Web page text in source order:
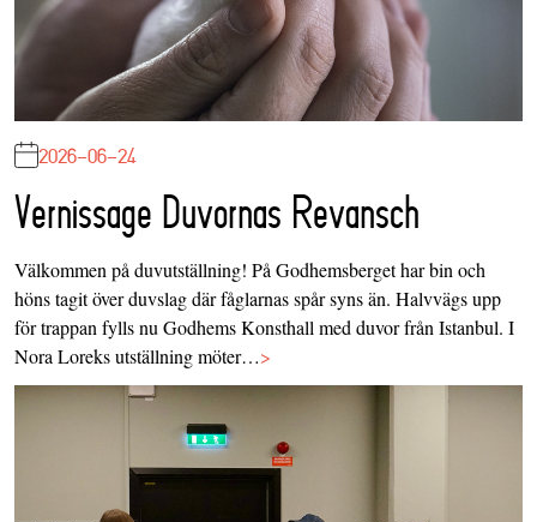
2026-06-24
Vernissage Duvornas Revansch
Välkommen på duvutställning! På Godhemsberget har bin och
höns tagit över duvslag där fåglarnas spår syns än. Halvvägs upp
för trappan fylls nu Godhems Konsthall med duvor från Istanbul. I
Nora Loreks utställning möter…>